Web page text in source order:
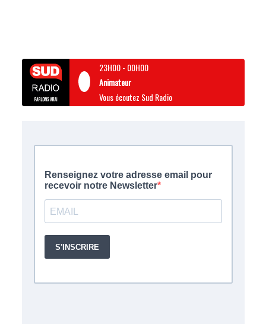
23H00- 00H00
Animateur
Vous écoutez Sud Radio